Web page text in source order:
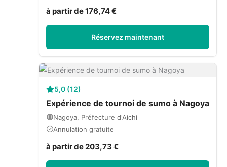
à partir de 176,74 €
Réservez maintenant
5,0 (12)
Expérience de tournoi de sumo à Nagoya
Nagoya, Préfecture d'Aichi
Annulation gratuite
à partir de 203,73 €